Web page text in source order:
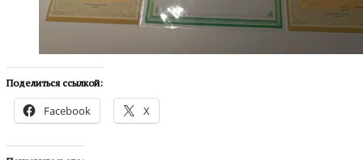
Поделиться ссылкой:
Facebook X